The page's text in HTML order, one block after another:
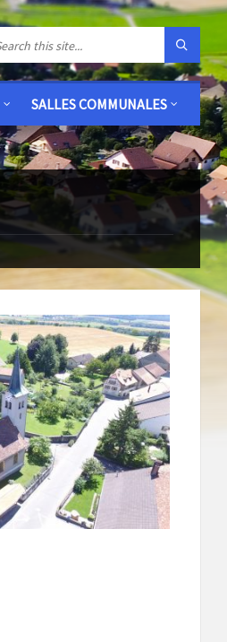
SALLES COMMUNALES